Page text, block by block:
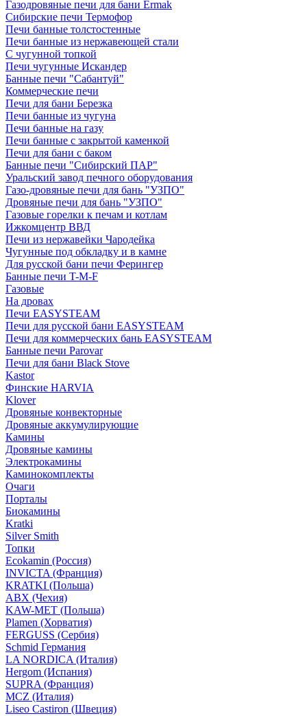
Газодровяные печи для бани Ermak
Сибирские печи Термофор
Печи банные толстостенные
Печи банные из нержавеющей стали
С чугунной топкой
Печи чугунные Искандер
Банные печи "Сабантуй"
Коммерческие печи
Печи для бани Березка
Печи банные из чугуна
Печи банные на газу
Печи банные с закрытой каменкой
Печи для бани с баком
Банные печи "Сибирский ПАР"
Уральский завод печного оборудования
Газо-дровяные печи для бань "УЗПО"
Дровяные печи для бань "УЗПО"
Газовые горелки к печам и котлам
Ижкомцентр ВВД
Печи из нержавейки Чародейка
Чугунные под обкладку и в камне
Для русской бани печи Ферингер
Банные печи T-M-F
Газовые
На дровах
Печи EASYSTEAM
Печи для русской бани EASYSTEAM
Печи для коммерческих бань EASYSTEAM
Банные печи Parovar
Печи для бани Black Stove
Kastor
Финские HARVIA
Klover
Дровяные конвекторные
Дровяные аккумулирующие
Камины
Дровяные камины
Электрокамины
Каминокомплекты
Очаги
Порталы
Биокамины
Kratki
Silver Smith
Топки
Ecokamin (Россия)
INVICTA (Франция)
KRATKI (Польша)
ABX (Чехия)
KAW-MET (Польша)
Plamen (Хорватия)
FERGUSS (Сербия)
Schmid Германия
LA NORDICA (Италия)
Hergom (Испания)
SUPRA (Франция)
MCZ (Италия)
Liseo Castiron (Швеция)